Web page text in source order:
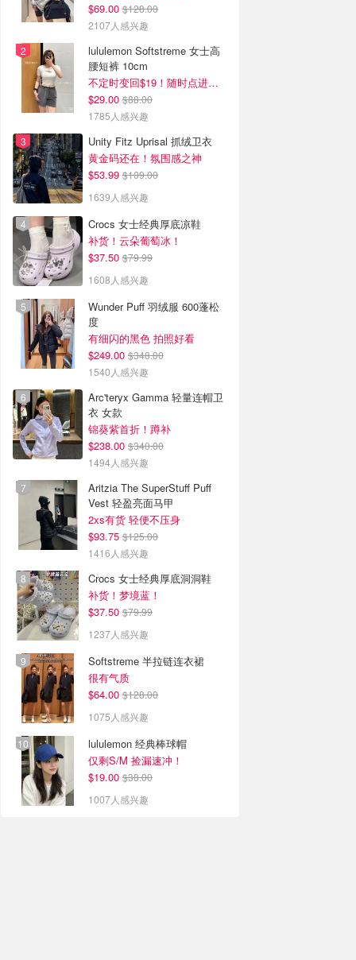
$69.00 $128.00
2107人感兴趣
lululemon Softstreme 女士高
腰短裤 10cm
不定时变回$19！随时点进来看
$29.00 $88.00
1785人感兴趣
Unity Fitz Uprisal 抓绒卫衣
黄金码还在！氛围感之神
$53.99 $109.00
1639人感兴趣
Crocs 女士经典厚底凉鞋
补货！云朵葡萄冰！
$37.50 $79.99
1608人感兴趣
Wunder Puff 羽绒服 600蓬松
度
有细闪的黑色 拍照好看
$249.00 $348.00
1540人感兴趣
Arc'teryx Gamma 轻量连帽卫
衣 女款
锦葵紫首折！蹲补
$238.00 $340.00
1494人感兴趣
Aritzia The SuperStuff Puff
Vest 轻盈亮面马甲
2xs有货 轻便不压身
$93.75 $125.00
1416人感兴趣
Crocs 女士经典厚底洞洞鞋
补货！梦境蓝！
$37.50 $79.99
1237人感兴趣
Softstreme 半拉链连衣裙
很有气质
$64.00 $128.00
1075人感兴趣
lululemon 经典棒球帽
仅剩S/M 捡漏速冲！
$19.00 $38.00
1007人感兴趣